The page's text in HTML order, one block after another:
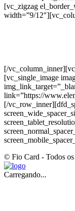
[vc_zigzag
width=”9/
[/
[vc_single_image
link=”https://
[/
© Fio Card - Todos
Carregando...